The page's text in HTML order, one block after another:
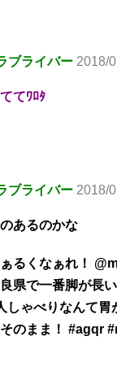
ブライバー 2018/
てﾜﾛﾀ
ブライバー 2018/
あるのかな
るくなぁれ！
県で一番脚が長
しゃべりなんて胃
のまま！ #agqr